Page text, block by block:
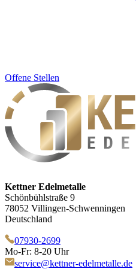
Offene Stellen
Kettner Edelmetalle
Schönbühlstraße 9
78052 Villingen-Schwenningen
Deutschland
07930-2699
Mo-Fr: 8-20 Uhr
service@kettner-edelmetalle.de